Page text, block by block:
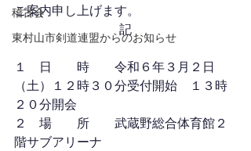
稽古会
東村山市剣道連盟からのお知らせ
ご案内申し上げます。
記
１　日　　時　　令和６年３月２日
（土）１２時３０分受付開始　１３時
２０分開会
２　場　　所　　武蔵野総合体育館２
階サブアリーナ